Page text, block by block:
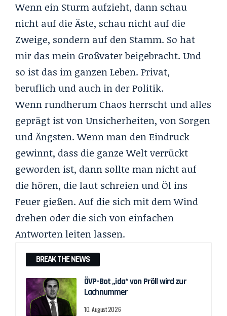
Wenn ein Sturm aufzieht, dann schau
nicht auf die Äste, schau nicht auf die
Zweige, sondern auf den Stamm. So hat
mir das mein Großvater beigebracht. Und
so ist das im ganzen Leben. Privat,
beruflich und auch in der Politik.
Wenn rundherum Chaos herrscht und alles
geprägt ist von Unsicherheiten, von Sorgen
und Ängsten. Wenn man den Eindruck
gewinnt, dass die ganze Welt verrückt
geworden ist, dann sollte man nicht auf
die hören, die laut schreien und Öl ins
Feuer gießen. Auf die sich mit dem Wind
drehen oder die sich von einfachen
Antworten leiten lassen.
BREAK THE NEWS
ÖVP-Bot „ida“ von Pröll wird zur
Lachnummer
10. August 2026